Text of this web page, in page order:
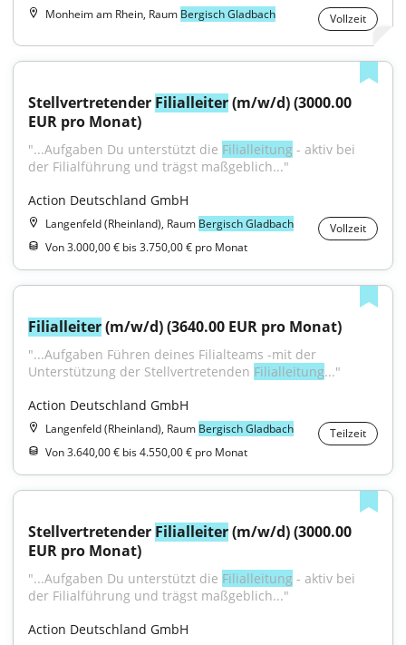
Monheim am Rhein, Raum Bergisch Gladbach Vollzeit
Stellvertretender Filialleiter (m/w/d) (3000.00
EUR pro Monat)
"...Aufgaben Du unterstützt die Filialleitung - aktiv bei
der Filialführung und trägst maßgeblich..."
Action Deutschland GmbH
Langenfeld (Rheinland), Raum Bergisch Gladbach
Vollzeit
Von 3.000,00 € bis 3.750,00 € pro Monat
Filialleiter (m/w/d) (3640.00 EUR pro Monat)
"...Aufgaben Führen deines Filialteams -mit der
Unterstützung der Stellvertretenden Filialleitung..."
Action Deutschland GmbH
Langenfeld (Rheinland), Raum Bergisch Gladbach
Teilzeit
Von 3.640,00 € bis 4.550,00 € pro Monat
Stellvertretender Filialleiter (m/w/d) (3000.00
EUR pro Monat)
"...Aufgaben Du unterstützt die Filialleitung - aktiv bei
der Filialführung und trägst maßgeblich..."
Action Deutschland GmbH